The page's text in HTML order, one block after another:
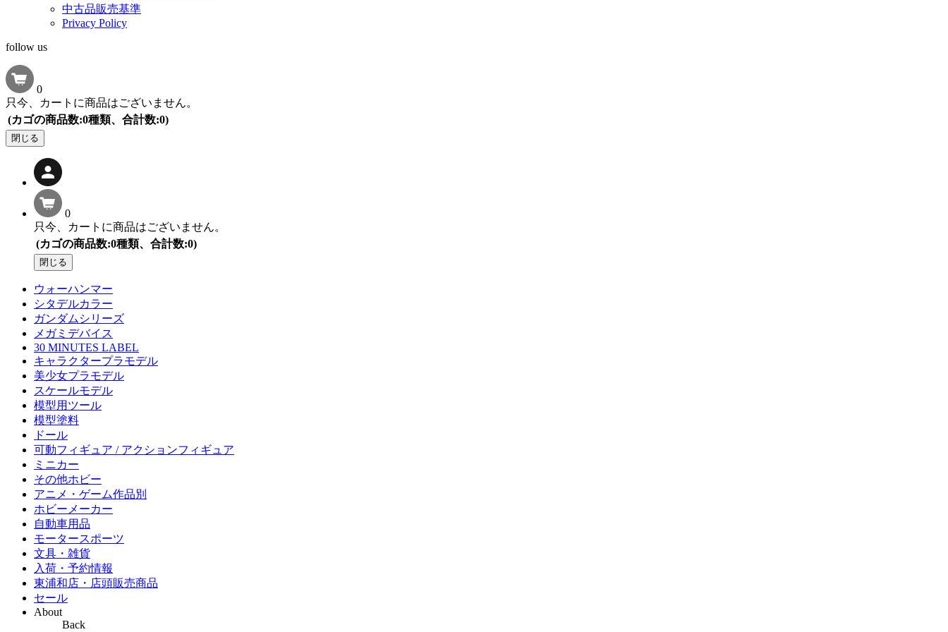
中古品販売基準
Privacy Policy
follow us
0
只今、カートに商品はございません。
(カゴの商品数:0種類、合計数:0)
閉じる
0
只今、カートに商品はございません。
(カゴの商品数:0種類、合計数:0)
閉じる
ウォーハンマー
シタデルカラー
ガンダムシリーズ
メガミデバイス
30 MINUTES LABEL
キャラクタープラモデル
美少女プラモデル
スケールモデル
模型用ツール
模型塗料
ドール
可動フィギュア / アクションフィギュア
ミニカー
その他ホビー
アニメ・ゲーム作品別
ホビーメーカー
自動車用品
モータースポーツ
文具・雑貨
入荷・予約情報
東浦和店・店頭販売商品
セール
About
Back